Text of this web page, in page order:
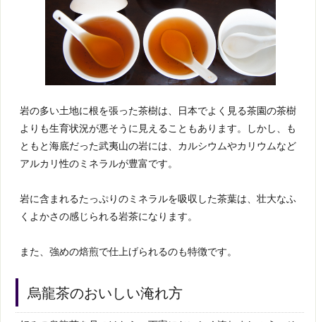
岩の多い土地に根を張った茶樹は、日本でよく見る茶園の茶樹
よりも生育状況が悪そうに見えることもあります。しかし、も
ともと海底だった武夷山の岩には、カルシウムやカリウムなど
アルカリ性のミネラルが豊富です。
岩に含まれるたっぷりのミネラルを吸収した茶葉は、壮大なふ
くよかさの感じられる岩茶になります。
また、強めの焙煎で仕上げられるのも特徴です。
烏龍茶のおいしい淹れ方